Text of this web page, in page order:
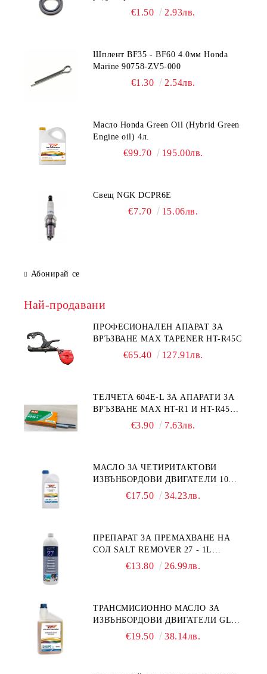
Suzuki 09168-10022
€1.50 2.93лв.
Шплент BF35 - BF60 4.0мм Honda
Marine 90758-ZV5-000
€1.30 2.54лв.
Масло Honda Green Oil (Hybrid Green
Engine oil) 4л.
€99.70 195.00лв.
Свещ NGK DCPR6E
€7.70 15.06лв.
Абонирай се
Най-продавани
ПРОФЕСИОНАЛЕН АПАРАТ ЗА
ВРЪЗВАНЕ MAX TAPENER HT-R45C
€65.40 127.91лв.
ТЕЛЧЕТА 604E-L ЗА АПАРАТИ ЗА
ВРЪЗВАНЕ MAX HT-R1 И HT-R45C
€3.90 7.63лв.
МАСЛО ЗА ЧЕТИРИТАКТОВИ
ИЗВЪНБОРДОВИ ДВИГАТЕЛИ 10W-
30 HONDA MARINE 08221-999-
€17.50 34.23лв.
ПРЕПАРАТ ЗА ПРЕМАХВАНЕ НА
СОЛ SALT REMOVER 27 - 1L
NAUTIC CLEAN
€13.80 26.99лв.
ТРАНСМИСИОННО МАСЛО ЗА
ИЗВЪНБОРДОВИ ДВИГАТЕЛИ GL4
HONDA MARINE 08251-999-102PRO
€19.50 38.14лв.